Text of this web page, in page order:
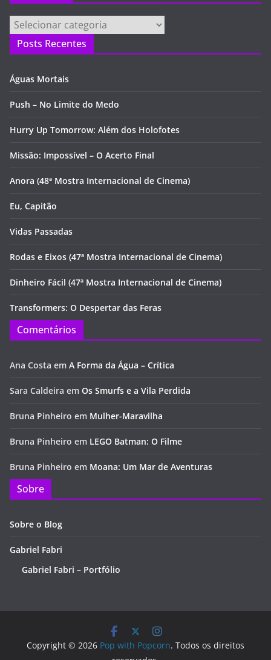
Categorias
Posts Recentes
Águas Mortais
Push – No Limite do Medo
Hurry Up Tomorrow: Além dos Holofotes
Missão: Impossível – O Acerto Final
Anora (48ª Mostra Internacional de Cinema)
Eu, Capitão
Vidas Passadas
Rodas e Eixos (47ª Mostra Internacional de Cinema)
Dinheiro Fácil (47ª Mostra Internacional de Cinema)
Transformers: O Despertar das Feras
Comentários
Ana Costa em A Forma da Água – Crítica
Sara Caldeira em Os Smurfs e a Vila Perdida
Bruna Pinheiro em Mulher-Maravilha
Bruna Pinheiro em LEGO Batman: O Filme
Bruna Pinheiro em Moana: Um Mar de Aventuras
Sobre
Sobre o Blog
Gabriel Fabri
Gabriel Fabri – Portfólio
Copyright © 2026 Pop with Popcorn. Todos os direitos